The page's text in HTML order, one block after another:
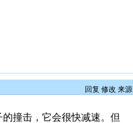
回复 修改 来源
撞击，它会很快减速。但